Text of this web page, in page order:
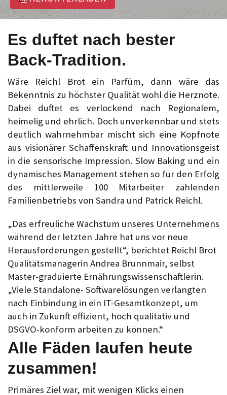
Es duftet nach bester
Back-Tradition.
Wäre Reichl Brot ein Parfüm, dann wäre das
Bekenntnis zu höchster Qualität wohl die Herznote.
Dabei duftet es verlockend nach Regionalem,
heimelig und ehrlich. Doch unverkennbar und stets
deutlich wahrnehmbar mischt sich eine Kopfnote
aus visionärer Schaffenskraft und Innovationsgeist
in die sensorische Impression. Slow Baking und ein
dynamisches Management stehen so für den Erfolg
des mittlerweile 100 Mitarbeiter zählenden
Familienbetriebs von Sandra und Patrick Reichl.
„Das erfreuliche Wachstum unseres Unternehmens
während der letzten Jahre hat uns vor neue
Herausforderungen gestellt“, berichtet Reichl Brot
Qualitätsmanagerin Andrea Brunnmair, selbst
Master-graduierte Ernährungswissenschaftlerin.
„Viele Standalone- Softwarelösungen verlangten
nach Einbindung in ein IT-Gesamtkonzept, um
auch in Zukunft effizient, hoch qualitativ und
DSGVO-konform arbeiten zu können.“
Alle Fäden laufen heute
zusammen!
Primäres Ziel war, mit wenigen Klicks einen